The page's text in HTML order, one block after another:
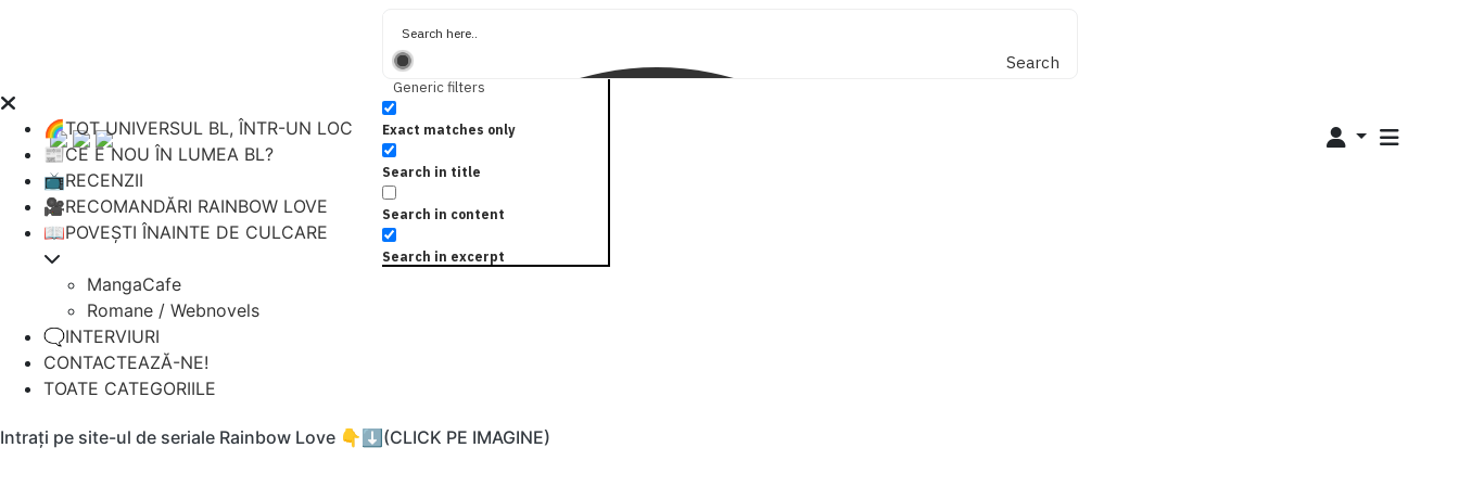
Search
Generic filters
Exact matches only
Search in title
Search in content
Search in excerpt
🌈TOT UNIVERSUL BL, ÎNTR-UN LOC
📰CE E NOU ÎN LUMEA BL?
📺RECENZII
🎥RECOMANDĂRI RAINBOW LOVE
📖POVEȘTI ÎNAINTE DE CULCARE
MangaCafe
Romane / Webnovels
🗨️INTERVIURI
CONTACTEAZĂ-NE!
TOATE CATEGORIILE
Intrați pe site-ul de seriale Rainbow Love 👇⬇️(CLICK PE IMAGINE)